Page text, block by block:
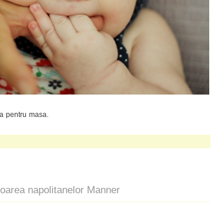
pentru masa.
napolitanelor Manner